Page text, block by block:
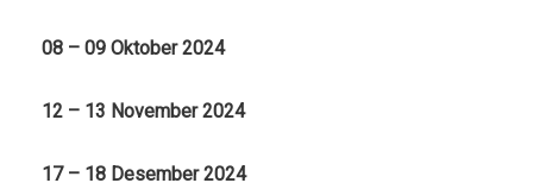
08 – 09 Oktober 2024
12 – 13 November 2024
17 – 18 Desember 2024